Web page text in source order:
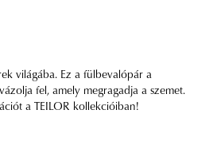
világába. Ez a fülbevalópár a
fel, amely megragadja a szemet.
a TEILOR kollekcióiban!